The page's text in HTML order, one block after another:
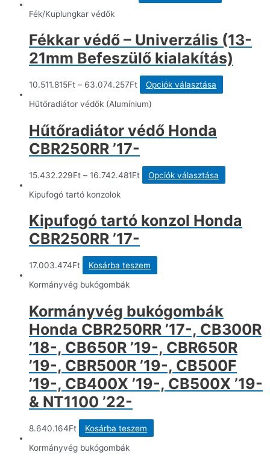
a
variációja
van.
változatok
választhatók
Fék/Kuplungkar védők
Fékkar védő – Univerzális (13-
21mm Befeszülő kialakítás)
10.511.815Ft – 63.074.257Ft Opciók választása
a
Hűtőradiátor védők (Alumínium)
Hűtőradiátor védő Honda
CBR250RR ’17-
15.432.229Ft – 16.742.481Ft Opciók választása
a
variációja
van.
Kipufogó tartó konzolok
Kipufogó tartó konzol Honda
CBR250RR ’17-
17.003.474Ft
Kosárba teszem
Kormányvég bukógombák
Kormányvég bukógombák
Honda CBR250RR ’17-, CB300R
’18-, CB650R ’19-, CBR650R
’19-, CBR500R ’19-, CB500F
’19-, CB400X ’19-, CB500X ’19-
& NT1100 ’22-
8.640.164Ft
Kosárba teszem
Kormányvég bukógombák